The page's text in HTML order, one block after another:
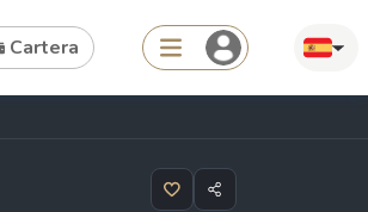
Cartera